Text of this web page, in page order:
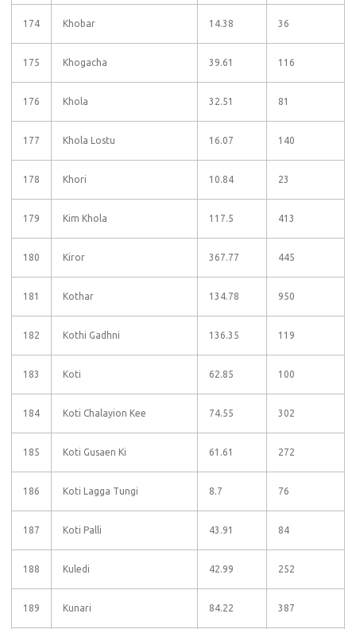
174 Khobar 14.38 36
175 Khogacha 39.61 116
176 Khola 32.51 81
177 Khola Lostu 16.07 140
178 Khori 10.84 23
179 Kim Khola 117.5 413
180 Kiror 367.77 445
181 Kothar 134.78 950
182 Kothi Gadhni 136.35 119
183 Koti 62.85 100
184 Koti Chalayion Kee 74.55 302
185 Koti Gusaen Ki 61.61 272
186 Koti Lagga Tungi 8.7 76
187 Koti Palli 43.91 84
188 Kuledi 42.99 252
189 Kunari 84.22 387